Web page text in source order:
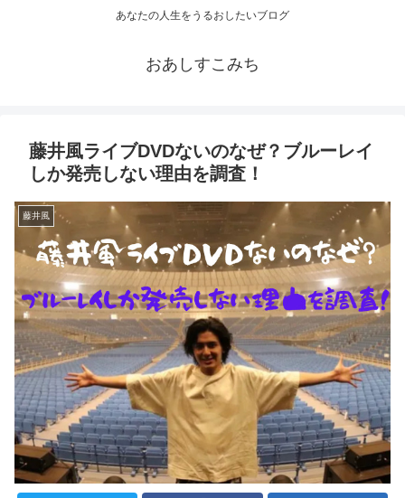
あなたの人生をうるおしたいブログ
おあしすこみち
藤井風ライブDVDないのなぜ？ブルーレイ
しか発売しない理由を調査！
藤井風